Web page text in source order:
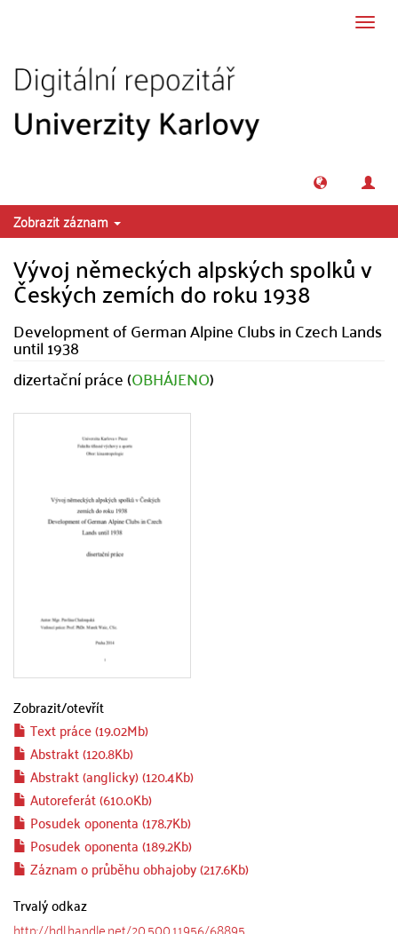
Zobrazit záznam
Vývoj německých alpských spolků v
Českých zemích do roku 1938
Development of German Alpine Clubs in Czech Lands
until 1938
dizertační práce (OBHÁJENO)
Zobrazit/otevřít
Text práce (19.02Mb)
Abstrakt (120.8Kb)
Abstrakt (anglicky) (120.4Kb)
Autoreferát (610.0Kb)
Posudek oponenta (178.7Kb)
Posudek oponenta (189.2Kb)
Záznam o průběhu obhajoby (217.6Kb)
Trvalý odkaz